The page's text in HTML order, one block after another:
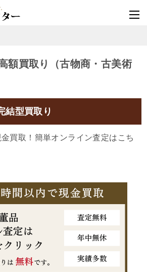
額買取り（古物商・古美術
結型買取り
買取！簡単オンライン査定はこち